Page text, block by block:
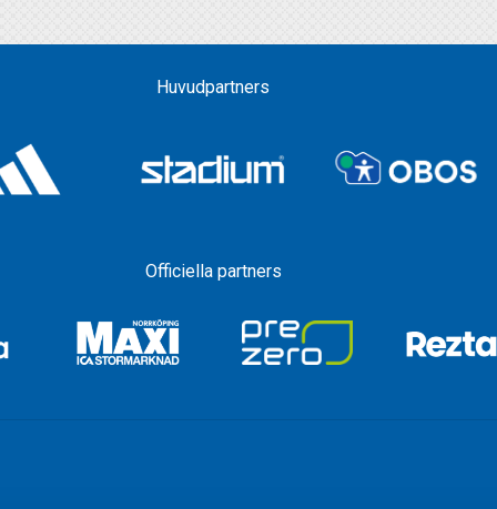
Huvudpartners
Officiella partners